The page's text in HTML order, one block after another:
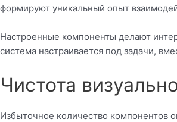
формируют уникальный опыт
Настроенные компоненты делают
система настраивается под задачи,
Чистота
Избыточное количество компонентов